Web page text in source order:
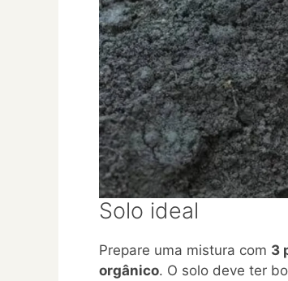
Solo ideal
Prepare uma mistura com 3
orgânico. O solo deve ter